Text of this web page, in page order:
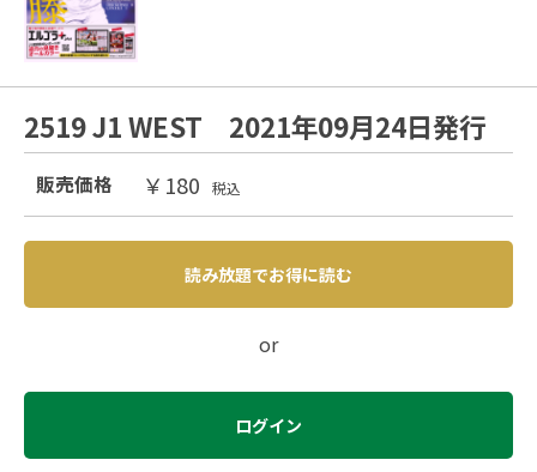
2519 J1 WEST 2021年09月24日発行
販売価格 ￥180 税込
読み放題でお得に読む
or
ログイン